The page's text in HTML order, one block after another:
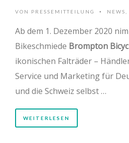
VON PRESSEMITTEILUNG • NEWS
Ab dem 1. Dezember 2020
Bikeschmiede Brompton
ikonischen Falträder –
Service und Marketing für
und die Schweiz selbst …
WEITERLESEN